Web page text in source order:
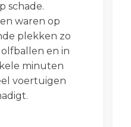
schade.
waren op
plekken zo
en in
minuten
voertuigen